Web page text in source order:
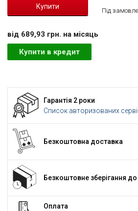
Під
вiд 689,93 грн. на мiсяць
Купити в кредит
Гарантія 2 роки
Список авторизованих
Безкоштовна доставка
Безкоштовне зберігання до
Оплата